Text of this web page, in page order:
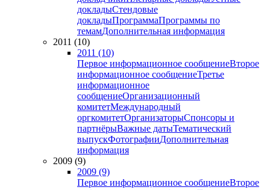
докладыСтендовые
докладыПрограммаПрограммы по
темамДополнительная информация
2011 (10)
2011 (10)
Первое информационное сообщениеВторое
информационное сообщениеТретье
информационное
сообщениеОрганизационный
комитетМеждународный
оргкомитетОрганизаторыСпонсоры и
партнёрыВажные датыТематический
выпускФотографииДополнительная
информация
2009 (9)
2009 (9)
Первое информационное сообщениеВторое